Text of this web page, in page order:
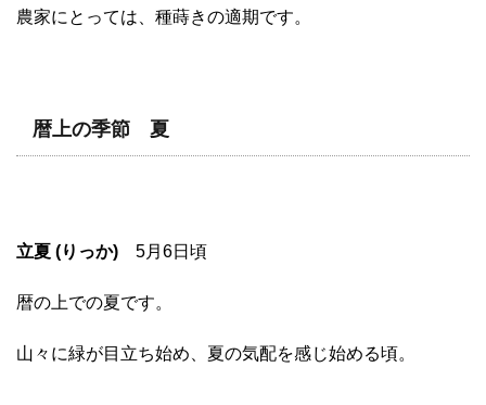
農家にとっては、種蒔きの適期です。
暦上の季節 夏
立夏 (りっか) 5月6日頃
暦の上での夏です。
山々に緑が目立ち始め、夏の気配を感じ始める頃。